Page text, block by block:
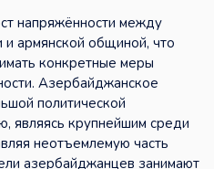
напряжённости между
армянской общиной, что
конкретные меры
Азербайджанское
политической
являясь крупнейшим среди
неотъемлемую часть
азербайджанцев занимают